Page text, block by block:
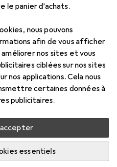
le panier d’achats.
nous pouvons
afin de vous afficher
nos sites et vous
ciblées sur nos sites
nos applications. Cela nous
certaines données à
publicitaires.
essentiels
1/4" 55 mm
chez le fournisseur
disponible plus tôt